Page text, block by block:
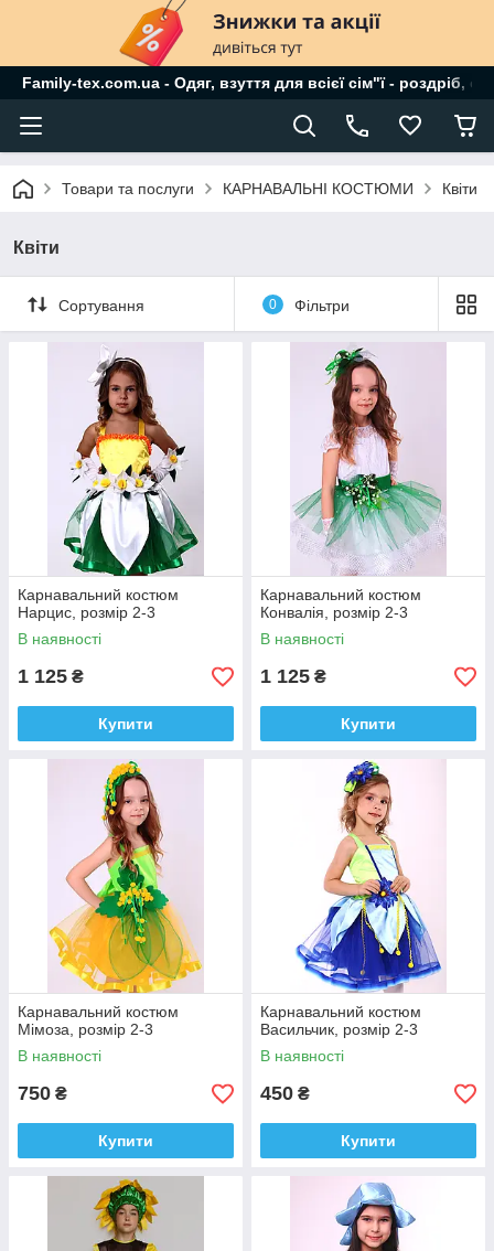
Family-tex.com.ua - Одяг, взуття для всієї сім"ї - роздріб,
Товари та послуги КАРНАВАЛЬНІ КОСТЮМИ Квіти
Квіти
Сортування 0 Фільтри
Карнавальний костюм
Нарцис, розмір 2-3
В наявності
1 125 ₴
Купити
Карнавальний костюм
Конвалія, розмір 2-3
В наявності
1 125 ₴
Купити
Карнавальний костюм
Мімоза, розмір 2-3
В наявності
750 ₴
Купити
Карнавальний костюм
Васильчик, розмір 2-3
В наявності
450 ₴
Купити